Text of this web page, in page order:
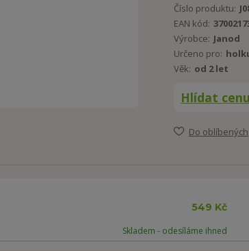
Číslo produktu:
EAN kód:
Výrobce: Janod
Určeno pro:
Věk: od 2 let
Hlídat
Do oblíbených
549 Kč
Skladem - odesíláme ihned